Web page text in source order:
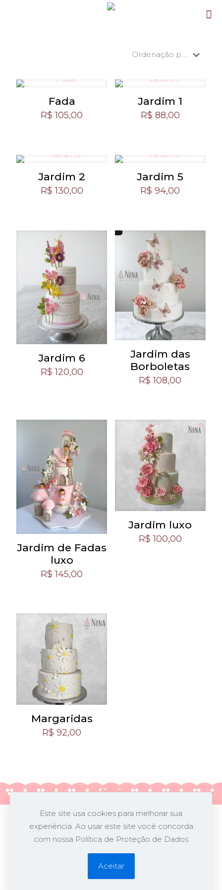
Fada
R$ 105,00
Jardim 1
R$ 88,00
Jardim 2
R$ 130,00
Jardim 5
R$ 94,00
Jardim 6
R$ 120,00
Jardim das
Borboletas
R$ 108,00
Jardim de Fadas
luxo
R$ 145,00
Jardim luxo
R$ 100,00
Margaridas
R$ 92,00
@2026 Nina Z Biscuit. - Biguaçu/SC
Este site usa cookies para melhorar sua
experiência. Ao usar este site você concorda
com nossa Política de Proteção de Dados
Aceitar